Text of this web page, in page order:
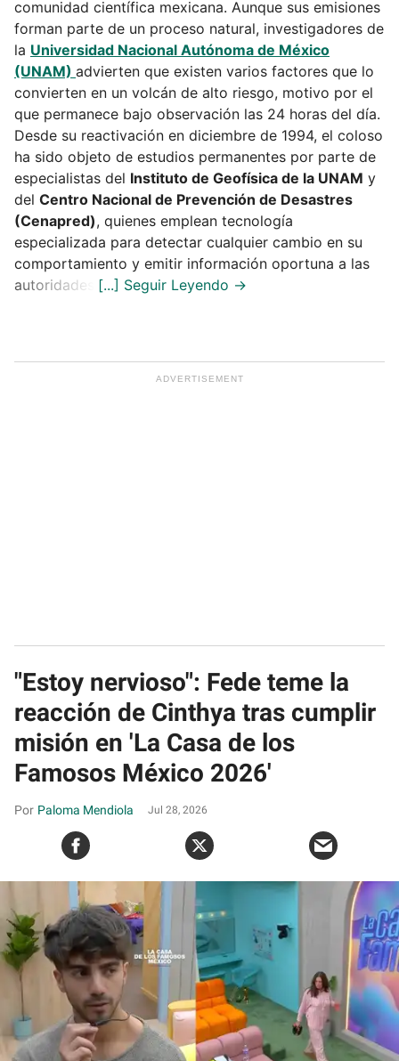
comunidad científica mexicana. Aunque sus emisiones
forman parte de un proceso natural, investigadores de
la Universidad Nacional Autónoma de México
(UNAM) advierten que existen varios factores que lo
convierten en un volcán de alto riesgo, motivo por el
que permanece bajo observación las 24 horas del día.
Desde su reactivación en diciembre de 1994, el coloso
ha sido objeto de estudios permanentes por parte de
especialistas del Instituto de Geofísica de la UNAM y
del Centro Nacional de Prevención de Desastres
(Cenapred), quienes emplean tecnología
especializada para detectar cualquier cambio en su
comportamiento y emitir información oportuna a las
autoridades.
"Estoy nervioso": Fede teme la
reacción de Cinthya tras cumplir
misión en 'La Casa de los
Famosos México 2026'
Paloma Mendiola Jul 28, 2026